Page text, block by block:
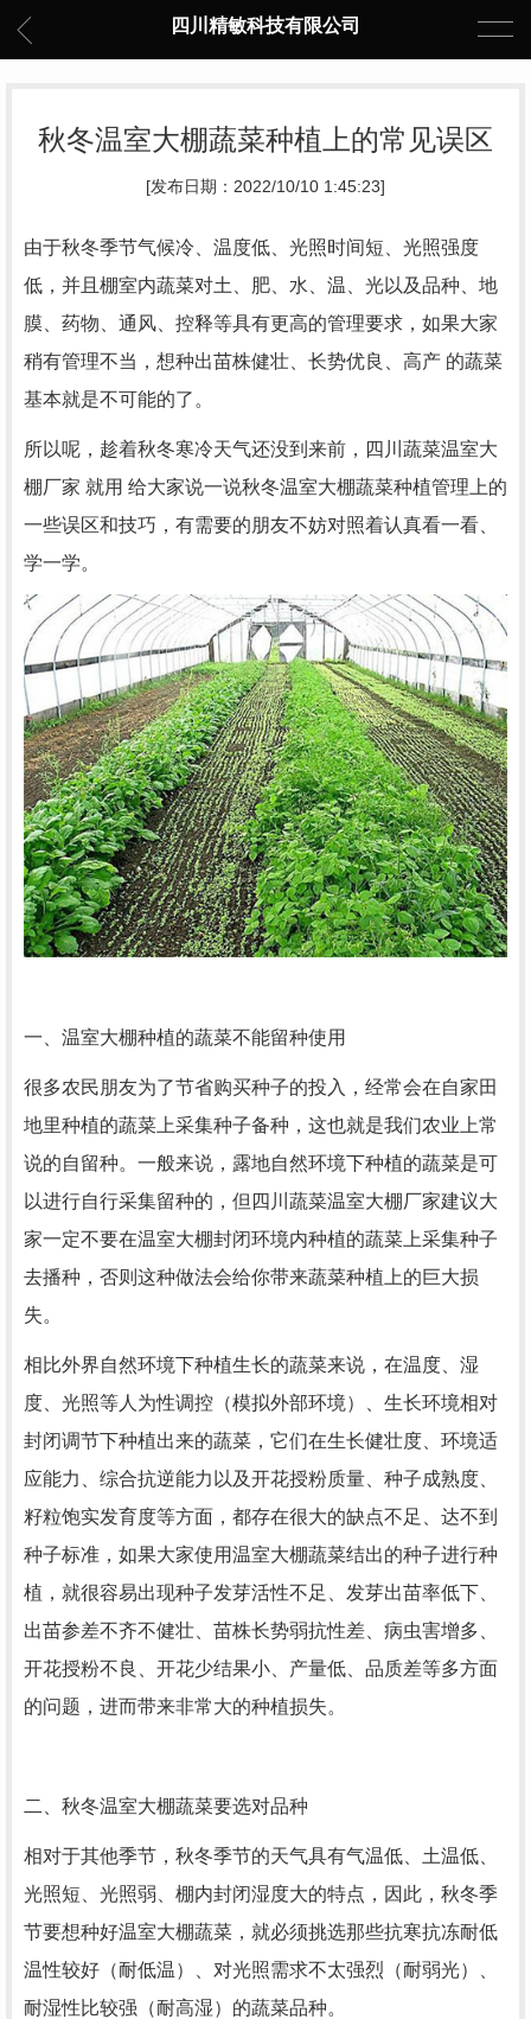
四川精敏科技有限公司
秋冬温室大棚蔬菜种植上的常见误区
[发布日期：2022/10/10 1:45:23]
由于秋冬季节气候冷、温度低、光照时间短、光照强度
低，并且棚室内蔬菜对土、肥、水、温、光以及品种、地
膜、药物、通风、控释等具有更高的管理要求，如果大家
稍有管理不当，想种出苗株健壮、长势优良、高产 的蔬菜
基本就是不可能的了。
所以呢，趁着秋冬寒冷天气还没到来前，四川蔬菜温室大
棚厂家 就用 给大家说一说秋冬温室大棚蔬菜种植管理上的
一些误区和技巧，有需要的朋友不妨对照着认真看一看、
学一学。
一、温室大棚种植的蔬菜不能留种使用
很多农民朋友为了节省购买种子的投入，经常会在自家田
地里种植的蔬菜上采集种子备种，这也就是我们农业上常
说的自留种。一般来说，露地自然环境下种植的蔬菜是可
以进行自行采集留种的，但四川蔬菜温室大棚厂家建议大
家一定不要在温室大棚封闭环境内种植的蔬菜上采集种子
去播种，否则这种做法会给你带来蔬菜种植上的巨大损
失。
相比外界自然环境下种植生长的蔬菜来说，在温度、湿
度、光照等人为性调控（模拟外部环境）、生长环境相对
封闭调节下种植出来的蔬菜，它们在生长健壮度、环境适
应能力、综合抗逆能力以及开花授粉质量、种子成熟度、
籽粒饱实发育度等方面，都存在很大的缺点不足、达不到
种子标准，如果大家使用温室大棚蔬菜结出的种子进行种
植，就很容易出现种子发芽活性不足、发芽出苗率低下、
出苗参差不齐不健壮、苗株长势弱抗性差、病虫害增多、
开花授粉不良、开花少结果小、产量低、品质差等多方面
的问题，进而带来非常大的种植损失。
二、秋冬温室大棚蔬菜要选对品种
相对于其他季节，秋冬季节的天气具有气温低、土温低、
光照短、光照弱、棚内封闭湿度大的特点，因此，秋冬季
节要想种好温室大棚蔬菜，就必须挑选那些抗寒抗冻耐低
温性较好（耐低温）、对光照需求不太强烈（耐弱光）、
耐湿性比较强（耐高湿）的蔬菜品种。